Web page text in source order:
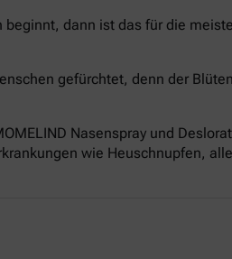
dann ist das für die
gefürchtet, denn der
Nasenspray und
wie Heuschnupfen,